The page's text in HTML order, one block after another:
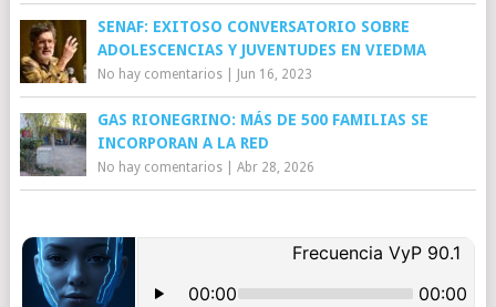
SENAF: EXITOSO CONVERSATORIO SOBRE
ADOLESCENCIAS Y JUVENTUDES EN VIEDMA
No hay comentarios| Jun 16, 2023
GAS RIONEGRINO: MÁS DE 500 FAMILIAS SE
INCORPORAN A LA RED
No hay comentarios| Abr 28, 2026